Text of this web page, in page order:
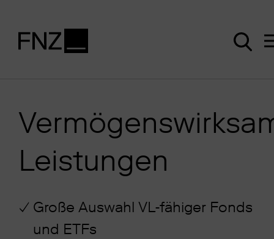
Leistungen
Große Auswahl VL-fähiger Fonds
und ETFs